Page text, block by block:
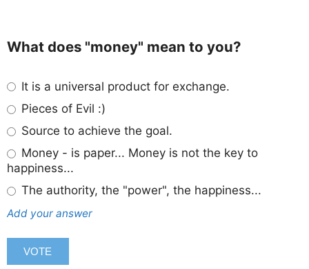
What does "money" mean to you?
It is a universal product for exchange.
Pieces of Evil :)
Source to achieve the goal.
Money - is paper... Money is not the key to
happiness...
The authority, the "power", the happiness...
Add your answer